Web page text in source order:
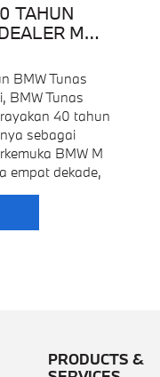
TAHUN
M
BARAT
M2
BMW Tunas
BMW Tunas
40 tahun
sebagai
BMW M
empat dekade,
PRODUCTS &